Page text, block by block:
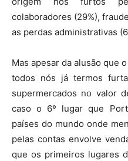
colaboradores (29%),
as perdas administrativas
Mas apesar da alusão que
todos nós já termos
supermercados no valor
caso o 6º lugar que
países do mundo onde
pelas contas envolve
que os primeiros lugares